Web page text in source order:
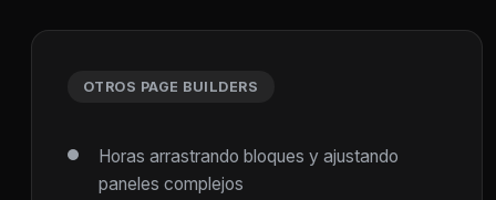
OTROS PAGE BUILDERS
Horas arrastrando bloques y ajustando
paneles complejos